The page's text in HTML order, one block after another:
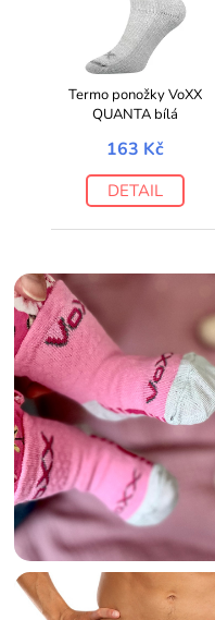
Termo ponožky VoXX
QUANTA bílá
163 Kč
DETAIL